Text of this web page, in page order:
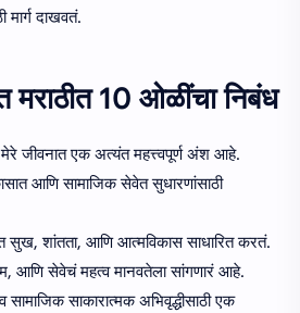
मार्ग दाखवतं.
मराठीत 10 ओळींचा निबंध
जीवनात एक अत्यंत महत्त्वपूर्ण अंश आहे.
आणि सामाजिक सेवेत सुधारणांसाठी
सुख, शांतता, आणि आत्मविकास साधारित करतं.
आणि सेवेचं महत्व मानवतेला सांगणारं आहे.
साकारात्मक अभिवृद्धीसाठी एक